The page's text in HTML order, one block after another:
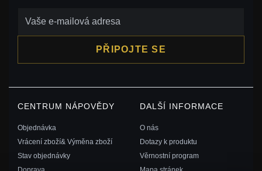
PŘIPOJTE SE
CENTRUM NÁPOVĚDY
Objednávka
Vrácení zboží& Výměna zboží
Stav objednávky
DALŠÍ INFORMACE
O nás
Dotazy k produktu
Věrnostní program